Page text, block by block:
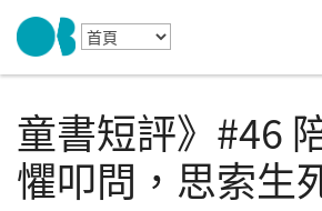
Skip to navigation
移至主內容
童書短評》#46
懼叩問，思索生